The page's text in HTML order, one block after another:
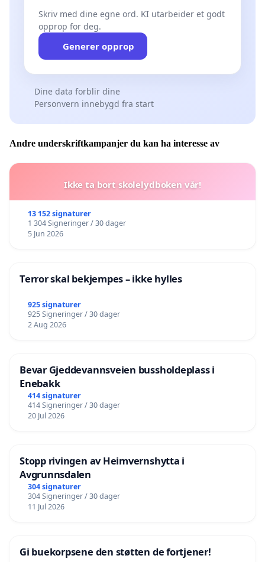
Skriv med dine egne ord. KI utarbeider et godt
opprop for deg.
Generer opprop
Dine data forblir dine
Personvern innebygd fra start
Andre underskriftkampanjer du kan ha interesse av
Ikke ta bort skolelydboken vår!
13 152 signaturer
1 304 Signeringer / 30 dager
5 Jun 2026
Terror skal bekjempes – ikke hylles
925 signaturer
925 Signeringer / 30 dager
2 Aug 2026
Bevar Gjeddevannsveien bussholdeplass i
Enebakk
414 signaturer
414 Signeringer / 30 dager
20 Jul 2026
Stopp rivingen av Heimvernshytta i
Avgrunnsdalen
304 signaturer
304 Signeringer / 30 dager
11 Jul 2026
Gi buekorpsene den støtten de fortjener!